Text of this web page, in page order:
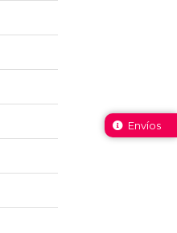
Envíos